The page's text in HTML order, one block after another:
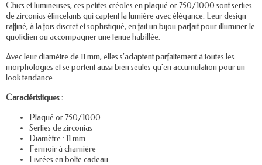
Chics et lumineuses, ces petites créoles en plaqué or 750/1000 sont serties
de zirconias étincelants qui captent la lumière avec élégance. Leur design
raffiné, à la fois discret et sophistiqué, en fait un bijou parfait pour illuminer le
quotidien ou accompagner une tenue habillée.
Avec leur diamètre de 11 mm, elles s’adaptent parfaitement à toutes les
morphologies et se portent aussi bien seules qu’en accumulation pour un
look tendance.
Caractéristiques :
Plaqué or 750/1000
Serties de zirconias
Diamètre : 11 mm
Fermoir à charnière
Livrées en boîte cadeau